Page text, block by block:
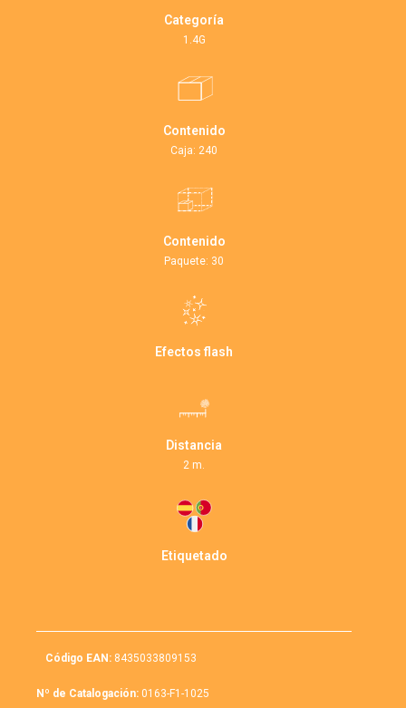
Categoría
1.4G
Contenido
Caja: 240
Contenido
Paquete: 30
Efectos flash
Distancia
2 m.
Etiquetado
Código EAN: 8435033809153
Nº de Catalogación: 0163-F1-1025